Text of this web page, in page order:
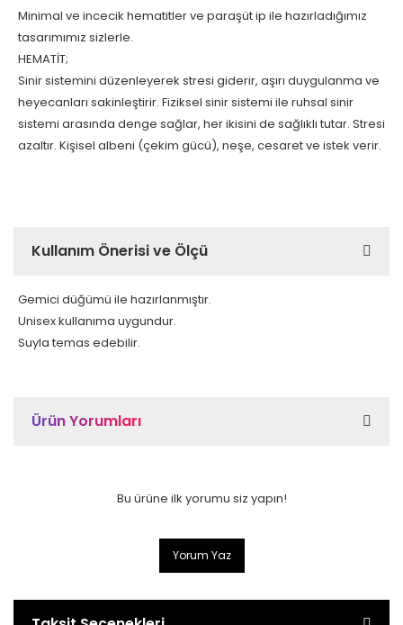
Minimal ve incecik hematitler ve paraşüt ip ile hazırladığımız
tasarımımız sizlerle.
HEMATİT;
Sinir sistemini düzenleyerek stresi giderir, aşırı duygulanma ve
heyecanları sakinleştirir. Fiziksel sinir sistemi ile ruhsal sinir
sistemi arasında denge sağlar, her ikisini de sağlıklı tutar. Stresi
azaltır. Kişisel albeni (çekim gücü), neşe, cesaret ve istek verir.
Kullanım Önerisi ve Ölçü
Gemici düğümü ile hazırlanmıştır.
Unisex kullanıma uygundur.
Suyla temas edebilir.
Ürün Yorumları
Bu ürüne ilk yorumu siz yapın!
Yorum Yaz